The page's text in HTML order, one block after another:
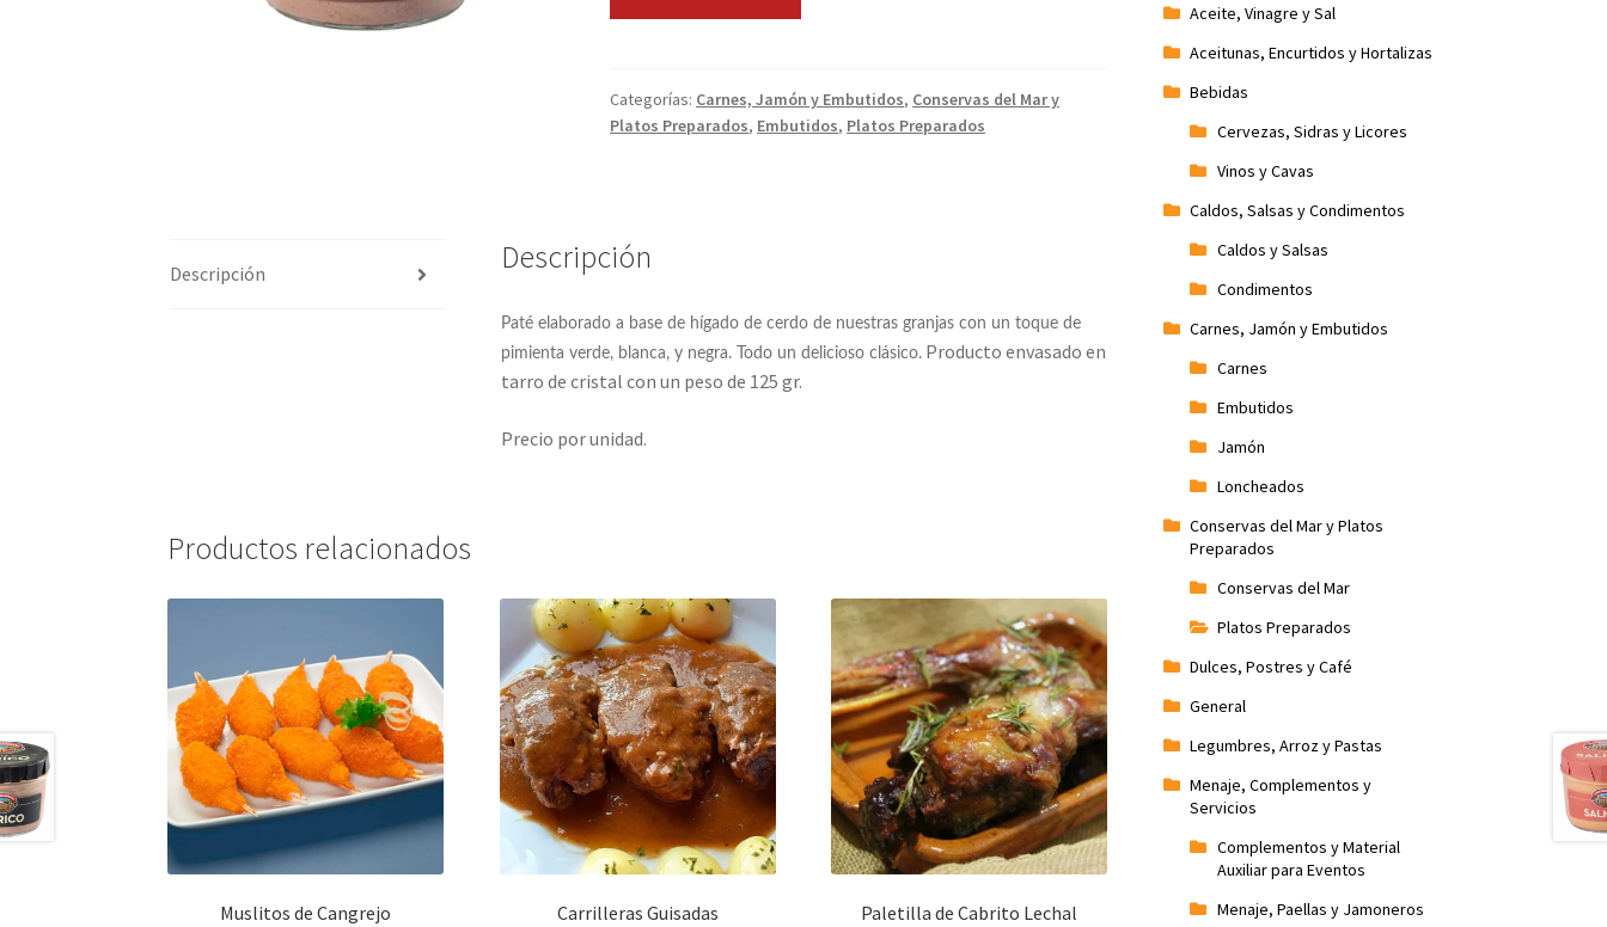
cantidad
Categorías: Carnes, Jamón y Embutidos, Conservas del Mar y
Platos Preparados, Embutidos, Platos Preparados
Descripción Descripción
Paté elaborado a base de hígado de cerdo de nuestras granjas con un toque de
pimienta verde, blanca, y negra. Todo un delicioso clásico.Producto envasado en
tarro de cristal con un peso de 125 gr.
Precio por unidad.
Productos relacionados
Muslitos de Cangrejo Carrilleras Guisadas Paletilla de Cabrito Lechal
Aceite, Vinagre y Sal
Aceitunas, Encurtidos y Hortalizas
Bebidas
Cervezas, Sidras y Licores
Vinos y Cavas
Caldos, Salsas y Condimentos
Caldos y Salsas
Condimentos
Carnes, Jamón y Embutidos
Carnes
Embutidos
Jamón
Loncheados
Conservas del Mar y Platos
Preparados
Conservas del Mar
Platos Preparados
Dulces, Postres y Café
General
Legumbres, Arroz y Pastas
Menaje, Complementos y
Servicios
Complementos y Material
Auxiliar para Eventos
Menaje, Paellas y Jamoneros